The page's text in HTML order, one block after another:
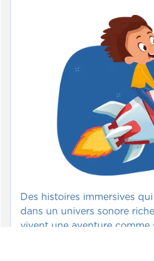
Des histoires immersives
dans un univers sonore
vivent une aventure comme